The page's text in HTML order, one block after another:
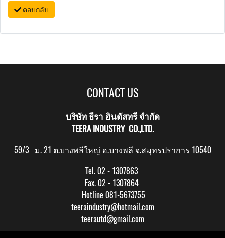
ตอบกลับ
CONTACT US
บริษัท ธีรา อินดัสทรี จำกัด
TEERA INDUSTRY CO.,LTD.
59/3 ม. 21 ต.บางพลีใหญ่ อ.บางพลี จ.สมุทรปราการ 10540
Tel. 02 - 1307863
Fax. 02 - 1307864
Hotline 081-5673755
teeraindustry@hotmail.com
teerautd@gmail.com